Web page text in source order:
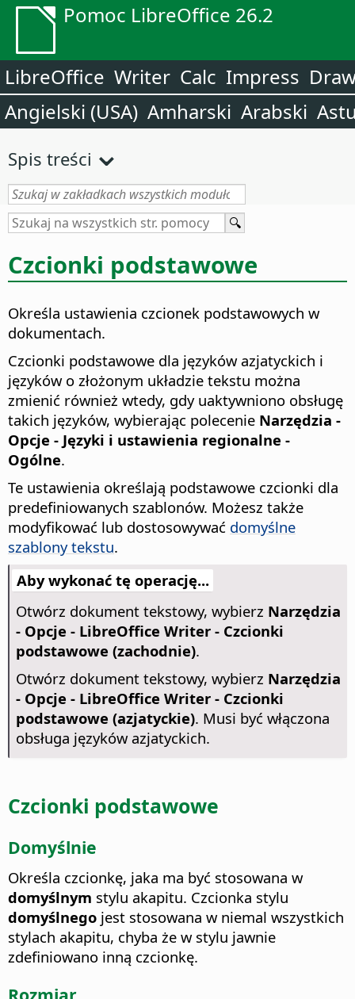
Pomoc LibreOffice 26.2
LibreOffice Writer Calc Impress
Angielski (USA) Amharski Arabski
Spis treści
Czcionki podstawowe
Określa ustawienia czcionek podstawowych w
dokumentach.
Czcionki podstawowe dla języków azjatyckich i
języków o złożonym układzie tekstu można
zmienić również wtedy, gdy uaktywniono obsługę
takich języków, wybierając polecenie Narzędzia -
Opcje - Języki i ustawienia regionalne -
Ogólne.
Te ustawienia określają podstawowe czcionki dla
predefiniowanych szablonów. Możesz także
modyfikować lub dostosowywać domyślne
szablony tekstu.
Aby wykonać tę operację...
Otwórz dokument tekstowy, wybierz Narzędzia
- Opcje - LibreOffice Writer - Czcionki
podstawowe (zachodnie).
Otwórz dokument tekstowy, wybierz Narzędzia
- Opcje - LibreOffice Writer - Czcionki
podstawowe (azjatyckie). Musi być włączona
obsługa języków azjatyckich.
Czcionki podstawowe
Domyślnie
Określa czcionkę, jaka ma być stosowana w
domyślnym stylu akapitu. Czcionka stylu
domyślnego jest stosowana w niemal wszystkich
stylach akapitu, chyba że w stylu jawnie
zdefiniowano inną czcionkę.